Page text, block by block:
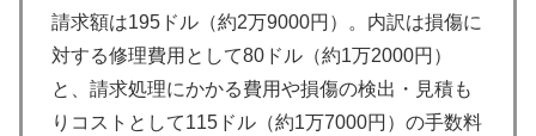
請求額は195ドル（約2万9000円）。内訳は損傷に
対する修理費用として80ドル（約1万2000円）
と、請求処理にかかる費用や損傷の検出・見積も
りコストとして115ドル（約1万7000円）の手数料